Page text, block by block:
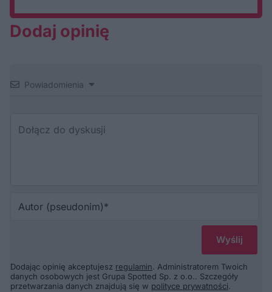
Dodaj opinię
Powiadomienia
Dodając opinię akceptujesz regulamin. Administratorem Twoich
danych osobowych jest Grupa Spotted Sp. z o.o.. Szczegóły
przetwarzania danych znajdują się w polityce prywatności.